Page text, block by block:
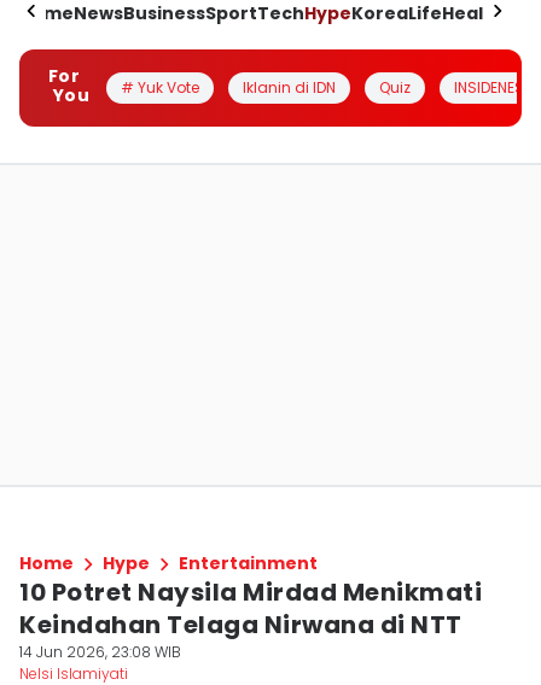
HomeNewsBusinessSportTechHypeKoreaLifeHealth
For
You
# Yuk Vote Iklanin di IDN Quiz INSIDENESIA
Home Hype Entertainment
10 Potret Naysila Mirdad Menikmati
Keindahan Telaga Nirwana di NTT
14 Jun 2026, 23:08 WIB
Nelsi Islamiyati